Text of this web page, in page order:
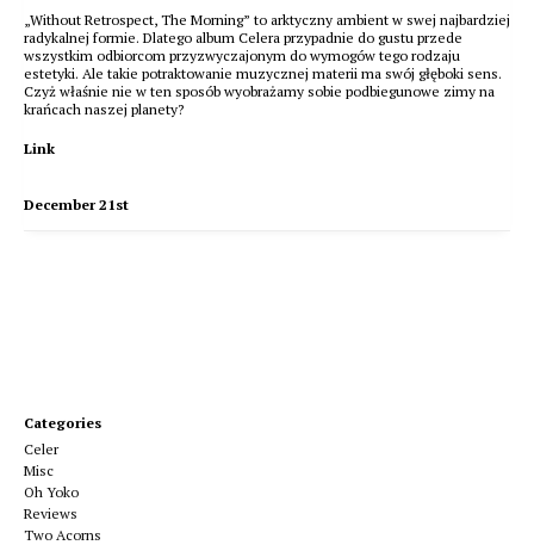
„Without Retrospect, The Morning” to arktyczny ambient w swej najbardziej
radykalnej formie. Dlatego album Celera przypadnie do gustu przede
wszystkim odbiorcom przyzwyczajonym do wymogów tego rodzaju
estetyki. Ale takie potraktowanie muzycznej materii ma swój głęboki sens.
Czyż właśnie nie w ten sposób wyobrażamy sobie podbiegunowe zimy na
krańcach naszej planety?
Link
December 21st
Categories
Celer
Misc
Oh Yoko
Reviews
Two Acorns